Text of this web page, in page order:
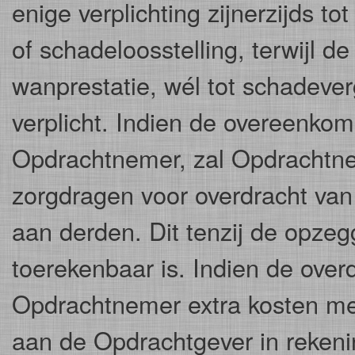
enige verplichting zijnerzijds
of schadeloosstelling, terwijl
wanprestatie, wél tot
verplicht. Indien de
Opdrachtnemer, zal
zorgdragen voor overdracht
aan derden. Dit tenzij de
toerekenbaar is. Indien de
Opdrachtnemer extra kosten
aan de Opdrachtgever in